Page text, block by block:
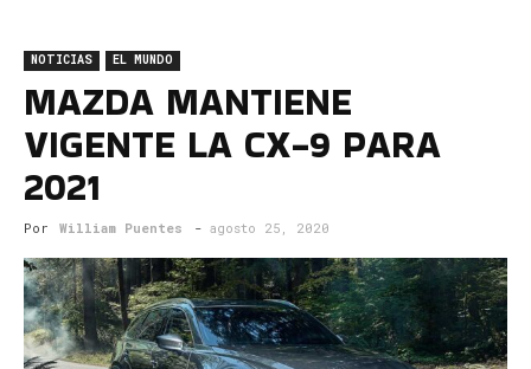
Magazine
NOTICIAS EL MUNDO
MAZDA MANTIENE
VIGENTE LA CX-9 PARA
2021
Por William Puentes - agosto 25, 2020